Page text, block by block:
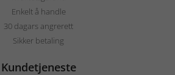
Enkelt å handle
30 dagars angrerett
Sikker betaling
Kundetjeneste